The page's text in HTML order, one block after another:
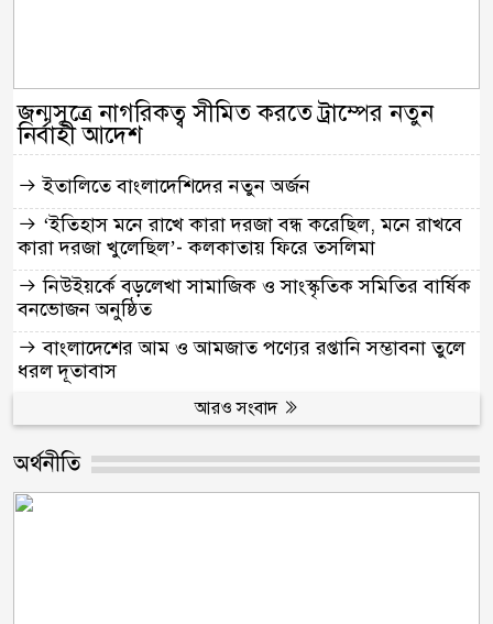
জন্মসূত্রে নাগরিকত্ব সীমিত করতে ট্রাম্পের নতুন
নির্বাহী আদেশ
ইতালিতে বাংলাদেশিদের নতুন অর্জন
‘ইতিহাস মনে রাখে কারা দরজা বন্ধ করেছিল, মনে রাখবে
কারা দরজা খুলেছিল’- কলকাতায় ফিরে তসলিমা
নিউইয়র্কে বড়লেখা সামাজিক ও সাংস্কৃতিক সমিতির বার্ষিক
বনভোজন অনুষ্ঠিত
বাংলাদেশের আম ও আমজাত পণ্যের রপ্তানি সম্ভাবনা তুলে
ধরল দূতাবাস
আরও সংবাদ
অর্থনীতি